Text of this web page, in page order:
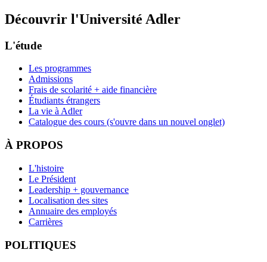
Découvrir l'Université Adler
L'étude
Les programmes
Admissions
Frais de scolarité + aide financière
Étudiants étrangers
La vie à Adler
Catalogue des cours (s'ouvre dans un nouvel onglet)
À PROPOS
L'histoire
Le Président
Leadership + gouvernance
Localisation des sites
Annuaire des employés
Carrières
POLITIQUES